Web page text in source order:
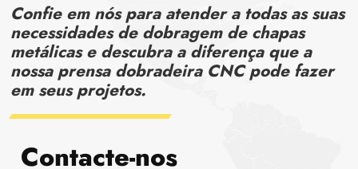
Confie em nós para atender a todas as suas
necessidades de dobragem de chapas
metálicas e descubra a diferença que a
nossa prensa dobradeira CNC pode fazer
em seus projetos.
Contacte-nos